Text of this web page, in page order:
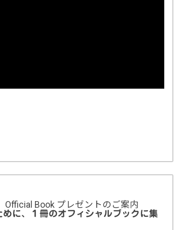
Book プレゼントのご案内
に、１冊のオフィシャルブックに集